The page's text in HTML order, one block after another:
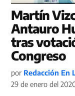
Martín
Antauro
tras
Congreso
por Redacción En
29 de enero del